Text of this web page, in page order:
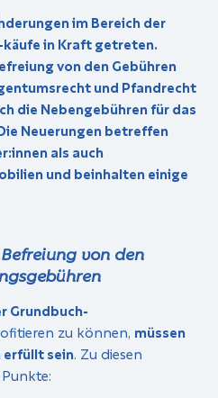
im Bereich der
in Kraft getreten.
von den Gebühren
und Pfandrecht
die Nebengebühren für das
Neuerungen betreffen
als auch
und beinhalten einige
von den
Grundbuch-
zu können, müssen
sein. Zu diesen